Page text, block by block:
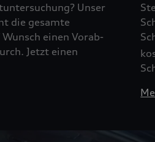
Unser
die gesamte
einen Vorab-
Jetzt einen